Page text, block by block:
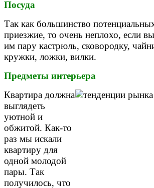
Посуда
Так как большинство
приезжие, то очень неплохо, если
им пару кастрюль, сковородку,
кружки, ложки, вилки.
Предметы интерьера
Квартира должна
выглядеть
уютной и
обжитой. Как-то
раз мы искали
квартиру для
одной молодой
пары. Так
получилось, что